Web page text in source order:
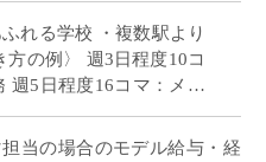
れる学校 ・複数駅より
の例〉 週3日程度10コ
週5日程度16コマ：メイ
当の場合のモデル給与・経